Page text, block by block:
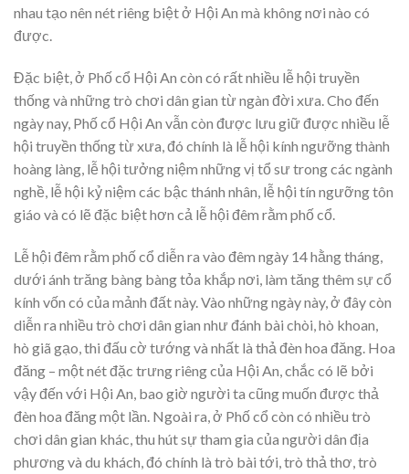
nhau tạo nên nét riêng biệt ở Hội An mà không nơi nào có
được.
Đặc biệt, ở Phố cổ Hội An còn có rất nhiều lễ hội truyền
thống và những trò chơi dân gian từ ngàn đời xưa. Cho đến
ngày nay, Phố cổ Hội An vẫn còn được lưu giữ được nhiều lễ
hội truyền thống từ xưa, đó chính là lễ hội kính ngưỡng thành
hoàng làng, lễ hội tưởng niệm những vị tổ sư trong các ngành
nghề, lễ hội kỷ niệm các bậc thánh nhân, lễ hội tín ngưỡng tôn
giáo và có lẽ đặc biệt hơn cả lễ hội đêm rằm phố cổ.
Lễ hội đêm rằm phố cổ diễn ra vào đêm ngày 14 hằng tháng,
dưới ánh trăng bàng bàng tỏa khắp nơi, làm tăng thêm sự cổ
kính vốn có của mảnh đất này. Vào những ngày này, ở đây còn
diễn ra nhiều trò chơi dân gian như đánh bài chòi, hò khoan,
hò giã gạo, thi đấu cờ tướng và nhất là thả đèn hoa đăng. Hoa
đăng – một nét đặc trưng riêng của Hội An, chắc có lẽ bởi
vậy đến với Hội An, bao giờ người ta cũng muốn được thả
đèn hoa đăng một lần. Ngoài ra, ở Phố cổ còn có nhiều trò
chơi dân gian khác, thu hút sự tham gia của người dân địa
phương và du khách, đó chính là trò bài tới, trò thả thơ, trò